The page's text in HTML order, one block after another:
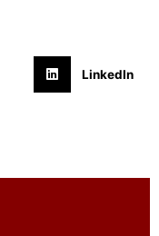
LinkedIn